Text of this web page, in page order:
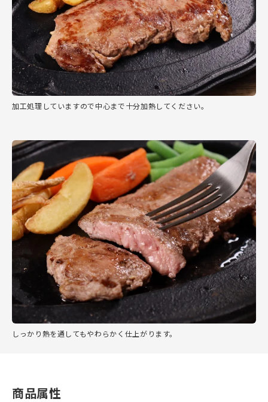
加工処理していますので中心まで十分加熱してください。
しっかり熱を通してもやわらかく仕上がります。
商品属性